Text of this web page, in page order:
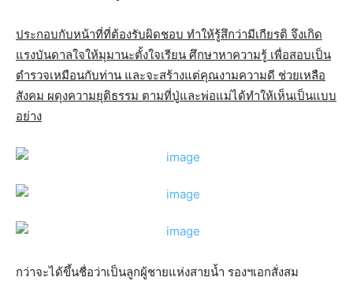
ประกอบกับหน้าที่ที่ต้องรับผิดชอบ ทำให้รู้สึกว่ามีเกียรติ จึงเกิด
แรงบันดาลใจให้มุมานะตั้งใจเรียน ศึกษาหาความรู้ เพื่อสอบเป็น
ตำรวจเหมือนกับท่าน และจะสร้างแต่คุณงามความดี ช่วยเหลือ
สังคม ผดุงความยุติธรรม ตามที่ปู่และพ่อแม่ได้ทำให้เห็นเป็นแบบ
อย่าง
กว่าจะได้ขึ้นชื่อว่าเป็นลูกผู้ชายแห่งสายน้ำ รองฯเอกสั่งสม